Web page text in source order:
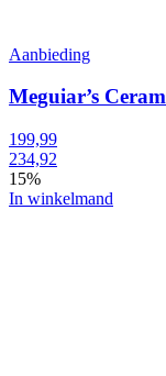
Aanbieding
Meguiar’s
199,99
234,92
15%
In winkelmand